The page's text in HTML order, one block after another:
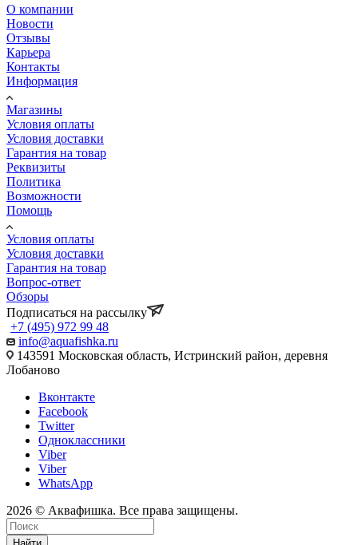
О компании
Новости
Отзывы
Карьера
Контакты
Информация
Магазины
Условия оплаты
Условия доставки
Гарантия на товар
Реквизиты
Политика
Возможности
Помощь
Условия оплаты
Условия доставки
Гарантия на товар
Вопрос-ответ
Обзоры
Подписаться на рассылку
+7 (495) 972 99 48
info@aquafishka.ru
143591 Московская область, Истринский район, деревня
Лобаново
Вконтакте
Facebook
Twitter
Одноклассники
Viber
Viber
WhatsApp
2026 © Аквафишка. Все права защищены.